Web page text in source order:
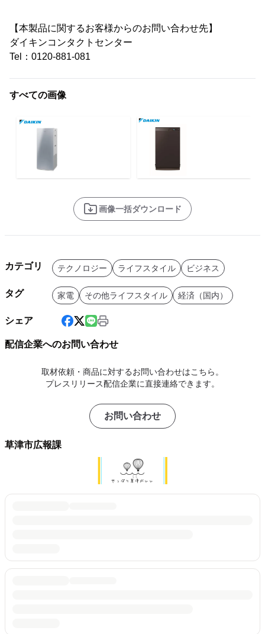
【本製品に関するお客様からのお問い合わせ先】
ダイキンコンタクトセンター
Tel：0120-881-081
すべての画像
画像一括ダウンロード
カテゴリ テクノロジー ライフスタイル ビジネス
タグ 家電 その他ライフスタイル 経済（国内）
シェア
配信企業へのお問い合わせ
取材依頼・商品に対するお問い合わせはこちら。
プレスリリース配信企業に直接連絡できます。
お問い合わせ
草津市広報課